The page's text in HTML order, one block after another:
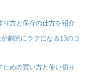
り方と保存の仕方を紹介
劇的にラクになる13のコ
めの買い方と使い切り